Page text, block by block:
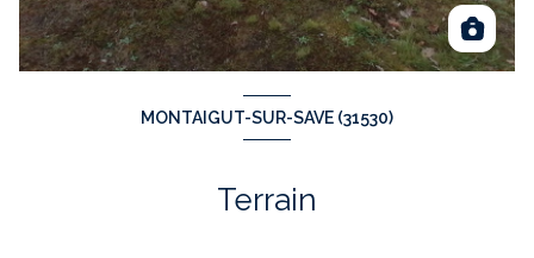
MONTAIGUT-SUR-SAVE (31530)
Terrain